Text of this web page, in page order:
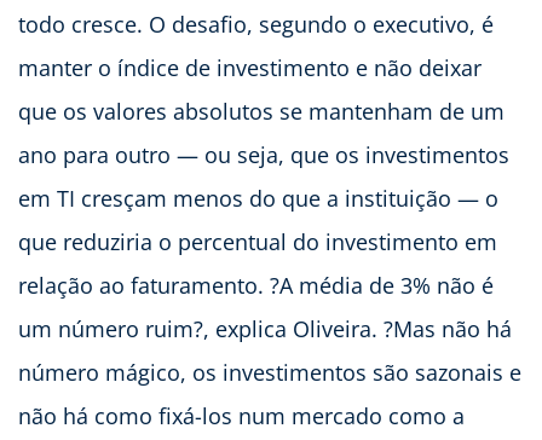
todo cresce. O desafio, segundo o executivo, é
manter o índice de investimento e não deixar
que os valores absolutos se mantenham de um
ano para outro — ou seja, que os investimentos
em TI cresçam menos do que a instituição — o
que reduziria o percentual do investimento em
relação ao faturamento. ?A média de 3% não é
um número ruim?, explica Oliveira. ?Mas não há
número mágico, os investimentos são sazonais e
não há como fixá-los num mercado como a